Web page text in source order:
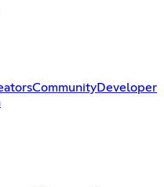
CommunityDeveloper